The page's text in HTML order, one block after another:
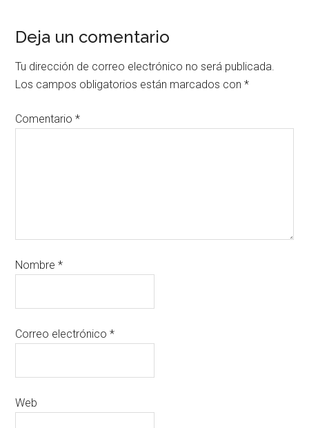
Deja un comentario
Tu dirección de correo electrónico no será publicada.
Los campos obligatorios están marcados con*
Comentario*
Nombre*
Correo electrónico*
Web